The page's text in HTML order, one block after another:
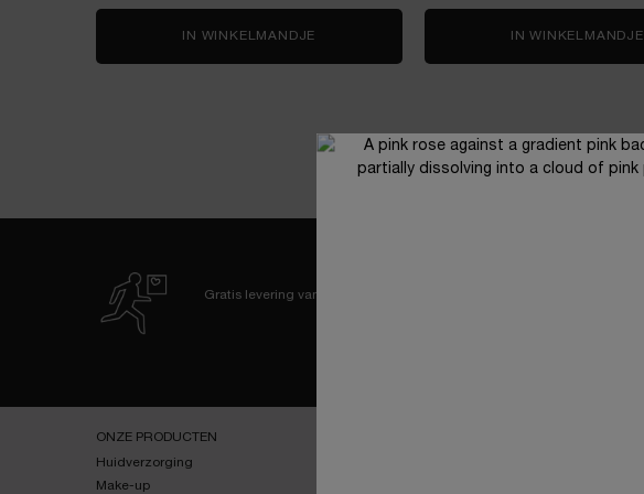
IN WINKELMANDJE LA VIE EST BELLE VERY CHERRYIN WINKELMANDJE
Gratis levering vanaf 60€
ONZE PRODUCTEN
Huidverzorging
Make-up